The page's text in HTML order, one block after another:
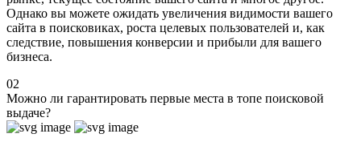
Однако вы можете ожидать увеличения видимости вашего
сайта в поисковиках, роста целевых пользователей и, как
следствие, повышения конверсии и прибыли для вашего
бизнеса.
02
Можно ли гарантировать первые места в топе поисковой
выдаче?